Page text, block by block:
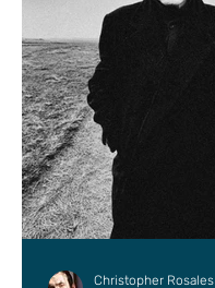
Christopher Rosales